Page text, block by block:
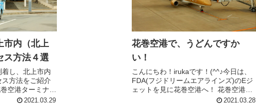
市内（北上
ス方法４選
し、北上市内
ス方法をご紹介
空港ターミナル
花巻空港線バス
2021.03.29
花巻空港で、うどんですか
い！
こんにちわ！irukaです！(^^♪今日は、
FDA(フジドリームエアラインズ)のEジ
ェットを見に花巻空港へ！ 花巻空港
は、岩手県の地理的にほぼ中央に位置
2021.03.28